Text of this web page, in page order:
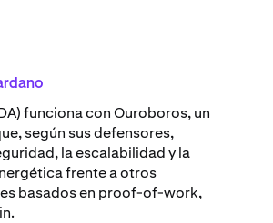
​​funciona con Ouroboros, un
según sus defensores,
la escalabilidad y la
frente a otros
basados en proof-of-work,